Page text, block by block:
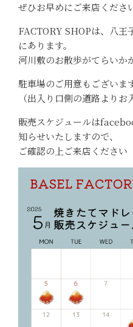
ぜひお早めにご来店くださ
FACTORY SHOPは、八王
にあります。
河川敷のお散歩がてらいか
駐車場のご用意もございま
（出入り口側の道路よりお
販売スケジュールは
知らせいたしますので、
ご確認の上ご来店ください